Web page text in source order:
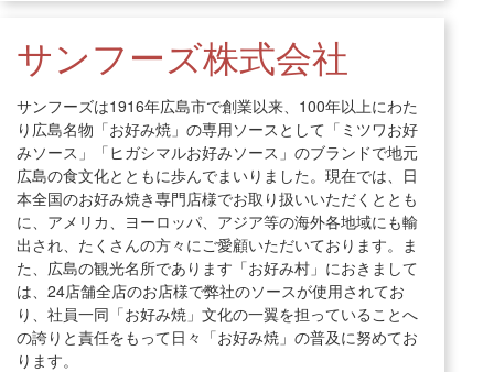
サンフーズ株式会社
サンフーズは1916年広島市で創業以来、100年以上にわた
り広島名物「お好み焼」の専用ソースとして「ミツワお好
みソース」「ヒガシマルお好みソース」のブランドで地元
広島の食文化とともに歩んでまいりました。現在では、日
本全国のお好み焼き専門店様でお取り扱いいただくととも
に、アメリカ、ヨーロッパ、アジア等の海外各地域にも輸
出され、たくさんの方々にご愛顧いただいております。ま
た、広島の観光名所であります「お好み村」におきまして
は、24店舗全店のお店様で弊社のソースが使用されてお
り、社員一同「お好み焼」文化の一翼を担っていることへ
の誇りと責任をもって日々「お好み焼」の普及に努めてお
ります。